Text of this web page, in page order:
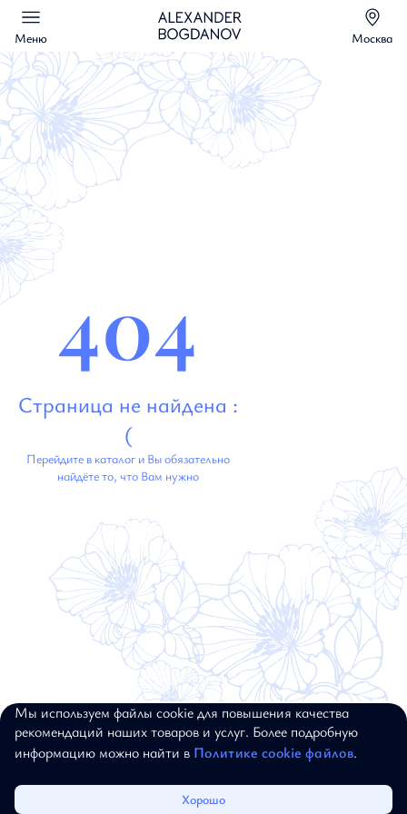
Меню Москва
404
Страница не найдена :
(
Перейдите в каталог и Вы обязательно
найдёте то, что Вам нужно
© 2017–2026, ALEXANDER BOGDANOV.
ВСЕ ПРАВА ЗАЩИЩЕНЫ
Избранное Корзина
Мы используем файлы cookie для повышения качества
рекомендаций наших товаров и услуг. Более подробную
информацию можно найти в Политике cookie файлов.
Хорошо